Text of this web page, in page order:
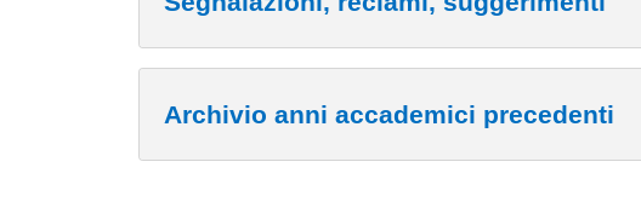
Archivio anni accademici precedenti